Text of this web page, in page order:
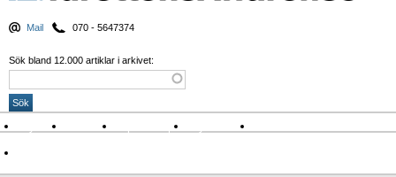
Mail 070 - 5647374
Sök bland 12.000 artiklar i arkivet:
Nyheter Krönikor Sport & spel Nyhetsbrev